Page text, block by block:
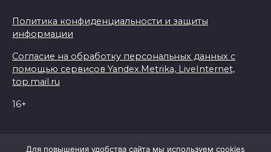
Политика конфиденциальности и защиты
информации
Согласие на обработку персональных данных с
помощью сервисов Yandex.Metrika, LiveInternet,
top.mail.ru
16+
Для повышения удобства сайта мы используем cookies